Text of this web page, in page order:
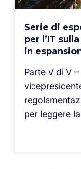
Serie di
per l’IT
in
Parte V di V
per leggere